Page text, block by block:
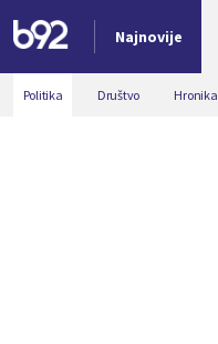
Najnovije
Nova vest
Politika Društvo Hronika